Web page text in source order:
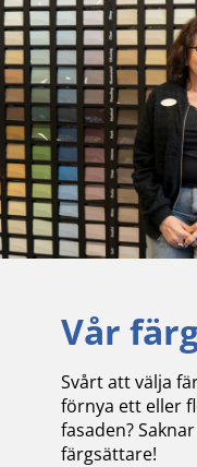
Vår
Svårt att välja
förnya ett eller
fasaden?
färgsättare!